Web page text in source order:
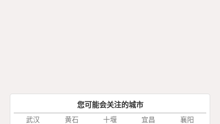
您可能会关注的城市
武汉 黄石 十堰 宜昌
襄阳